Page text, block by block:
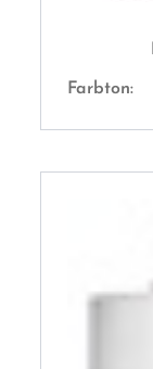
Farbton: